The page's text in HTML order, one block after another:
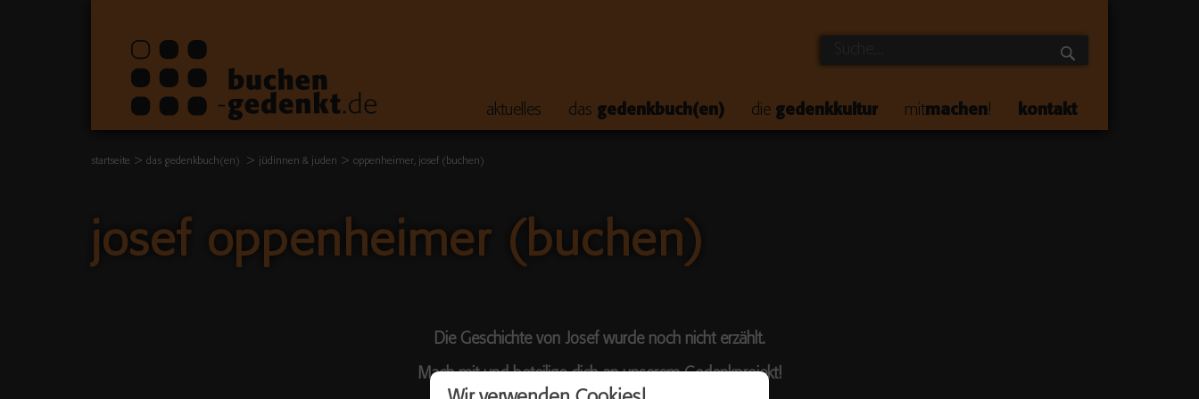
aktuelles das gedenkbuch(en) die gedenkkultur mitmachen! kontakt
startseite das gedenkbuch(en) jüdinnen & juden oppenheimer, josef (buchen)
josef oppenheimer (buchen)
Die Geschichte von Josef wurde noch nicht erzählt.
Mach mit und beteilige dich an unserem Gedenkprojekt!